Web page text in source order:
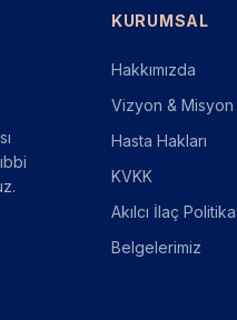
KURUMSAL
Hakkımızda
Vizyon & Misyon
Hasta Hakları
KVKK
Akılcı İlaç
Belgelerimiz